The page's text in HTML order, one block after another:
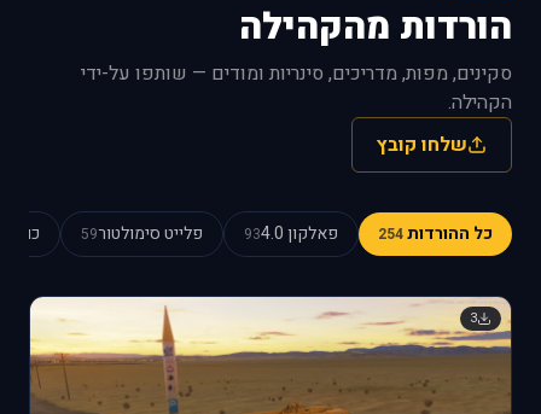
הורדות מהקהילה
סקינים, מפות, מדריכים, סינריות ומודים — שותפו על-ידי
הקהילה.
שלחו קובץ
כל ההורדות254 פאלקון 4.0 93 פלייט סימולטור59 כוכב
3